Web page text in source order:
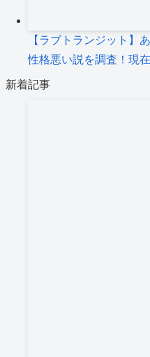
【ラブトランジット】
性格悪い説を調査！現
新着記事